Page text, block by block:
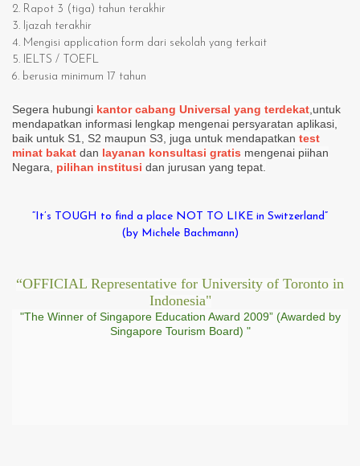
2. Rapot 3 (tiga) tahun terakhir
3. Ijazah terakhir
4. Mengisi application form dari sekolah yang terkait
5. IELTS / TOEFL
6. berusia minimum 17 tahun
Segera hubungi kantor cabang Universal yang terdekat,untuk
mendapatkan informasi lengkap mengenai persyaratan aplikasi,
baik untuk S1, S2 maupun S3, juga untuk mendapatkan test
minat bakat dan layanan konsultasi gratis mengenai piihan
Negara, pilihan institusi dan jurusan yang tepat.
“It’s TOUGH to find a place NOT TO LIKE in Switzerland”
(by Michele Bachmann)
“OFFICIAL Representative for University of Toronto in
Indonesia"
"The Winner of Singapore Education Award 2009” (Awarded by
Singapore Tourism Board) "